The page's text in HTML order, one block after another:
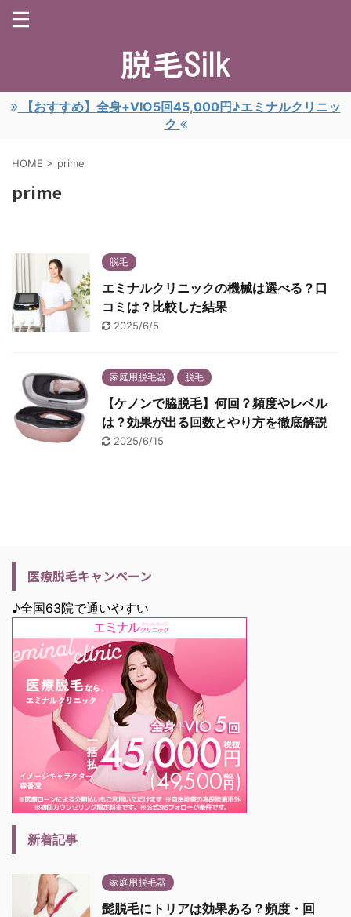
【おすすめ】全身+VIO5回45,000円♪エミナルクリニッ
ク
HOME > prime
prime
脱毛
エミナルクリニックの機械は選べる？口
コミは？比較した結果
2025/6/5
家庭用脱毛器 脱毛
【ケノンで脇脱毛】何回？頻度やレベル
は？効果が出る回数とやり方を徹底解説
2025/6/15
医療脱毛キャンペーン
♪全国63院で通いやすい
新着記事
家庭用脱毛器
髭脱毛にトリアは効果ある？頻度・回